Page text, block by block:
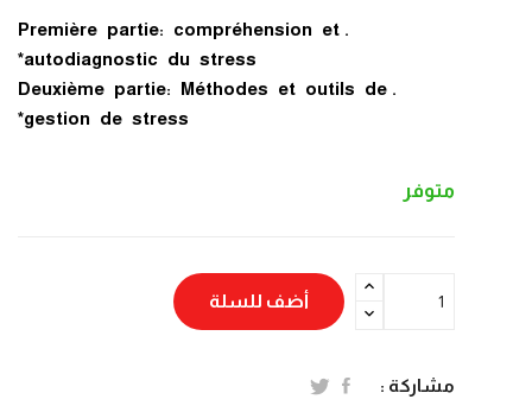
.Première partie: compréhension et
autodiagnostic du stress*
.Deuxième partie: Méthodes et outils de
gestion de stress*
متوفر
أضف للسلة
مشاركة :